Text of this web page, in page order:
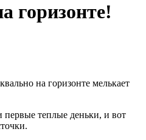
горизонте!
на горизонте мелькает
первые теплые деньки, и вот